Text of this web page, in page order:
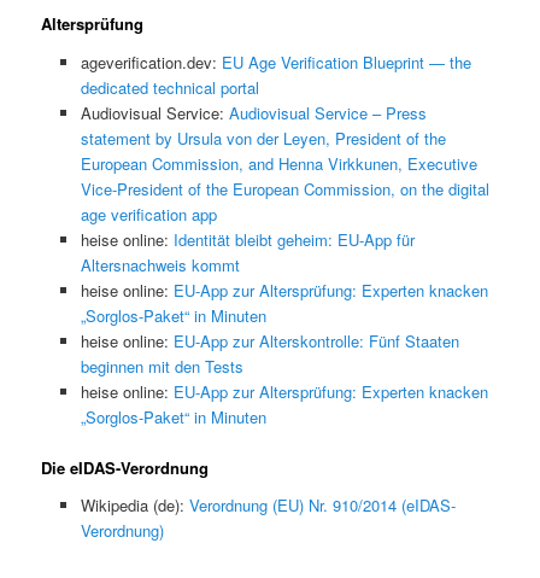
Altersprüfung
ageverification.dev: EU Age Verification Blueprint — the
dedicated technical portal
Audiovisual Service: Audiovisual Service – Press
statement by Ursula von der Leyen, President of the
European Commission, and Henna Virkkunen, Executive
Vice-President of the European Commission, on the digital
age verification app
heise online: Identität bleibt geheim: EU-App für
Altersnachweis kommt
heise online: EU-App zur Altersprüfung: Experten knacken
„Sorglos-Paket“ in Minuten
heise online: EU-App zur Alterskontrolle: Fünf Staaten
beginnen mit den Tests
heise online: EU-App zur Altersprüfung: Experten knacken
„Sorglos-Paket“ in Minuten
Die eIDAS-Verordnung
Wikipedia (de): Verordnung (EU) Nr. 910/2014 (eIDAS-
Verordnung)